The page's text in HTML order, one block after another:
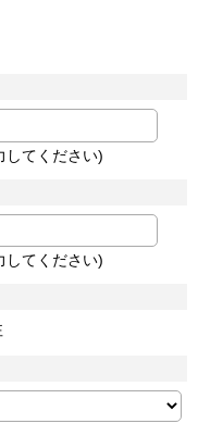
してください)
してください)